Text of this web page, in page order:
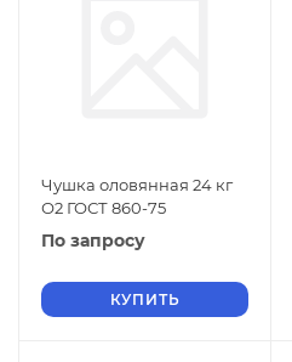
Чушка оловянная 24 кг
О2 ГОСТ 860-75
По запросу
КУПИТЬ